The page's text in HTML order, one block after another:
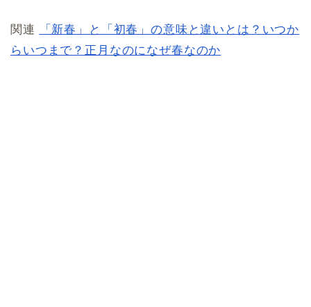
関連
「新春」と「初春」の意味と違いとは？いつか
らいつまで？正月なのになぜ春なのか